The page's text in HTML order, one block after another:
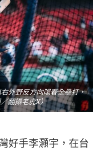
外野反方向陽春全壘打，
翻攝老虎X）
好手李灝宇，在台